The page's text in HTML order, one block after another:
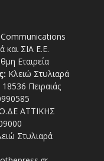
και ΣΙΑ Ε.Ε.
Εταιρεία
Κλειώ Στυλιαρά
Πειραιάς
ΑΤΤΙΚΗΣ
Στυλιαρά